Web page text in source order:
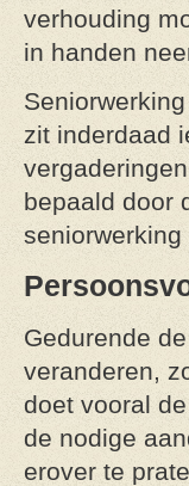
verhouding
in handen
zit inderdaad
bepaald door
Gedurende
veranderen,
doet vooral
de nodige
erover te